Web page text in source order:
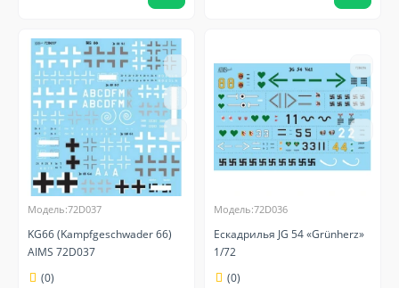
Модель:72D037
KG66 (Kampfgeschwader 66)
AIMS 72D037
(0)
Модель:72D036
Ескадрилья JG 54 «Grünherz»
1/72
(0)